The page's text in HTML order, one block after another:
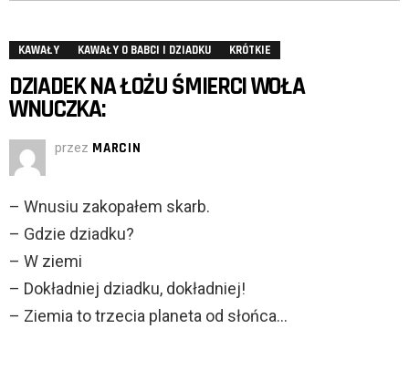
KAWAŁY KAWAŁY O BABCI I DZIADKU KRÓTKIE
DZIADEK NA ŁOŻU ŚMIERCI WOŁA
WNUCZKA:
przez MARCIN
– Wnusiu zakopałem skarb.
– Gdzie dziadku?
– W ziemi
– Dokładniej dziadku, dokładniej!
– Ziemia to trzecia planeta od słońca…